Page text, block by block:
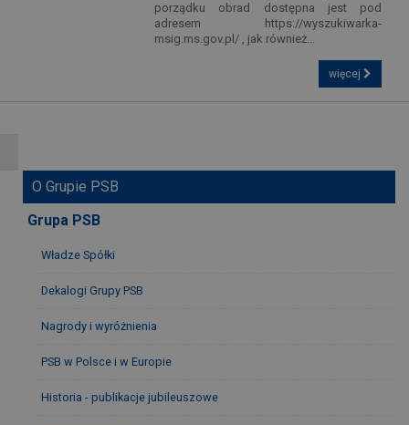
porządku obrad dostępna jest pod
adresem https://wyszukiwarka-
msig.ms.gov.pl/ , jak również...
więcej
O Grupie PSB
Grupa PSB
Władze Spółki
Dekalogi Grupy PSB
Nagrody i wyróżnienia
PSB w Polsce i w Europie
Historia - publikacje jubileuszowe